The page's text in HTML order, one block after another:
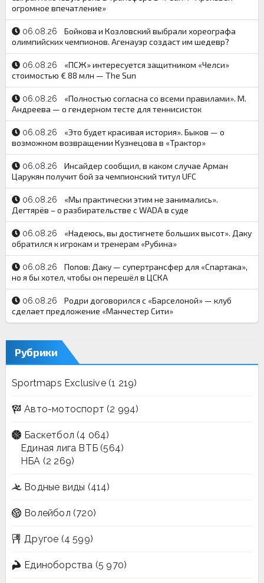
огромное впечатление»
06.08.26
Бойкова и Козловский выбрали хореографа
олимпийских чемпионов. Агенауэр создаст им шедевр?
06.08.26
«ПСЖ» интересуется защитником «Челси»
стоимостью € 88 млн — The Sun
06.08.26
«Полностью согласна со всеми правилами». М.
Андреева — о гендерном тесте для теннисисток
06.08.26
«Это будет красивая история». Быков — о
возможном возвращении Кузнецова в «Трактор»
06.08.26
Инсайдер сообщил, в каком случае Арман
Царукян получит бой за чемпионский титул UFC
06.08.26
«Мы практически этим не занимались».
Дегтярёв – о разбирательстве с WADA в суде
06.08.26
«Надеюсь, вы достигнете больших высот». Даку
обратился к игрокам и тренерам «Рубина»
06.08.26
Попов: Даку — супертрансфер для «Спартака»,
но я бы хотел, чтобы он перешёл в ЦСКА
06.08.26
Родри договорился с «Барселоной» — клуб
сделает предложение «Манчестер Сити»
Рубрики
Sportmaps Exclusive(1 219)
Авто-мотоспорт (2 994)
Баскетбол (4 064)
Единая лига ВТБ (564)
НБА (2 269)
Водные виды (414)
Волейбол (720)
Другое (4 599)
Единоборства (5 970)